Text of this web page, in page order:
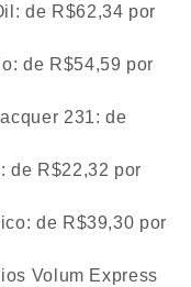
de R$62,34 por
de R$54,59 por
231: de
de R$22,32 por
de R$39,30 por
Volum Express